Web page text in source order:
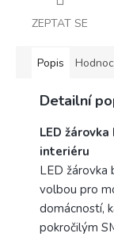
ZEPTAT SE
Popis
Detailní
LED
interiéru
LED žárovka
volbou pro
domácností,
pokročilým